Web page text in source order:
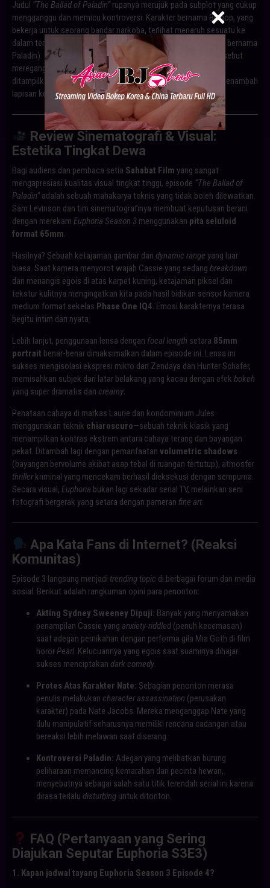
Judul “The Ballad of Paladin” rupanya merujuk pada subplot yang cukup
mengganggu dan memicu kontroversi. Karakter bernama Bishop, yang
bekerja untuk seorang bandar narkoba, terlihat menaruh sesuatu ke
dalam tempat minum seekor burung peliharaan (kemungkinan bernama
Paladin). Zat tersebut menguap dan menyebabkan burung tersebut
meregang nyawa. Adegan kekejaman terhadap hewan yang
ditampilkan secara eksplisit ini memicu banyak perdebatan, menambah
lapisan kegelapan pada episode yang memang sudah suram.
Review Sinematografi & Visual:
Estetika Tingkat Dewa
Bagi audiens dan pembaca setia Sahabat Film yang sangat
mengapresiasi kualitas visual tingkat tinggi, episode “The Ballad of
Paladin” adalah sebuah mahakarya teknis yang tidak boleh dilewatkan.
Sam Levinson dan tim sinematografinya membuat keputusan berani
dengan merekam Euphoria Season 3 menggunakan pita seluloid
format 65mm.
Hasilnya? Sebuah ketajaman gambar dan dynamic range yang luar
biasa. Saat kamera menyorot wajah Cassie yang sedang breakdown
dan menangis egois di atas karpet kuning, ketajaman piksel dan
tekstur kulitnya mengingatkan kita pada hasil bidikan sensor kamera
medium format sekelas Phase One IQ4. Emosi karakternya terasa
begitu intim dan nyata.
Lebih lanjut, penggunaan lensa dengan focal length setara 85mm
portrait benar-benar dimaksimalkan dalam episode ini. Lensa ini
sukses mengisolasi ekspresi mikro dari Zendaya dan Hunter Schafer,
memisahkan subjek dari latar belakang yang kacau dengan efek bokeh
yang super dramatis dan creamy.
Penataan cahaya di markas Laurie dan kondominium Jules
menggunakan teknik chiaroscuro—sebuah teknik klasik yang
menampilkan kontras ekstrem antara cahaya terang dan bayangan
pekat. Ditambah lagi dengan pemanfaatan volumetric shadows
(bayangan bervolume akibat asap tebal di ruangan tertutup), atmosfer
thrillerkriminal yang mencekam berhasil dieksekusi dengan sempurna.
Secara visual, Euphoria bukan lagi sekadar serial TV, melainkan seni
fotografi bergerak yang setara dengan pameran fine art.
Apa Kata Fans di Internet? (Reaksi
Komunitas)
Episode 3 langsung menjadi trending topic di berbagai forum dan media
sosial. Berikut adalah rangkuman opini para penonton:
Akting Sydney Sweeney Dipuji: Banyak yang menyamakan
penampilan Cassie yang anxiety-riddled (penuh kecemasan)
saat adegan pernikahan dengan performa gila Mia Goth di film
hororPearl. Kelucuannya yang egois saat suaminya dihajar
sukses menciptakan dark comedy.
Protes Atas Karakter Nate: Sebagian penonton merasa
penulis melakukan character assassination (perusakan
karakter) pada Nate Jacobs. Mereka menganggap Nate yang
dulu manipulatif seharusnya memiliki rencana cadangan atau
bereaksi lebih melawan saat diserang.
Kontroversi Paladin: Adegan yang melibatkan burung
peliharaan memancing kemarahan dari pecinta hewan,
menyebutnya sebagai salah satu titik terendah serial ini karena
dirasa terlalu disturbing untuk ditonton.
FAQ (Pertanyaan yang Sering
Diajukan Seputar Euphoria S3E3)
1. Kapan jadwal tayang Euphoria Season 3 Episode 4?